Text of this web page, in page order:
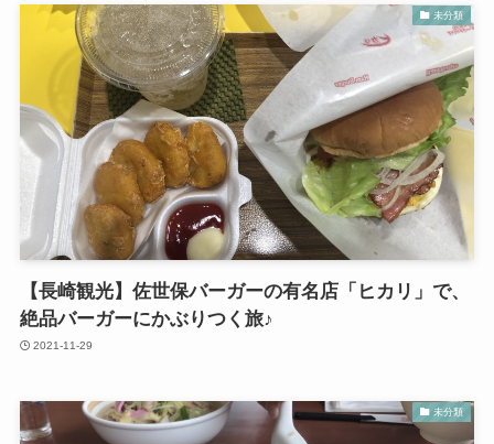
未分類
【長崎観光】佐世保バーガーの有名店「ヒカリ」で、
絶品バーガーにかぶりつく旅♪
2021-11-29
未分類